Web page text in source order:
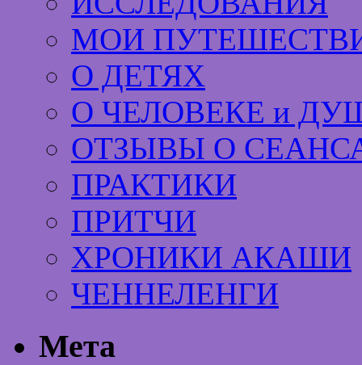
МОИ
О ДЕТЯХ
О ЧЕЛОВЕКЕ и
ОТЗЫВЫ О
ПРАКТИКИ
ПРИТЧИ
ХРОНИКИ АКАШИ
ЧЕННЕЛЕНГИ
Мета